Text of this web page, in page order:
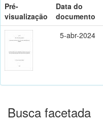
Pré-
visualização
Data do
documento
5-abr-2024
Busca facetada